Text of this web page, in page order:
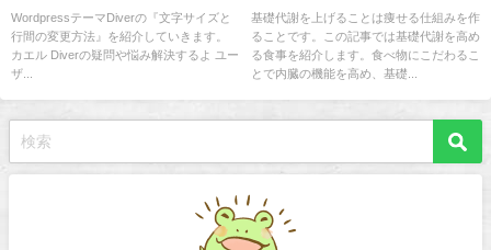
WordpressテーマDiverの『文字サイズと
行間の変更方法』を紹介していきます。
カエル Diverの疑問や悩み解決するよ ユー
ザ...
選］
基礎代謝を上げることは痩せる仕組みを作
ることです。この記事では基礎代謝を高め
る食事を紹介します。食べ物にこだわるこ
とで内臓の機能を高め、基礎...